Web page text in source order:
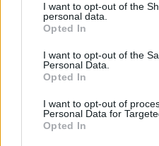
not limited to your visit or
grant or deny consent to
use your data for below
consent section.
I want to opt-out of the
personal data.
Opted In
I want to opt-out of the
Personal Data.
Opted In
I want to opt-out of
Personal Data for
Opted In